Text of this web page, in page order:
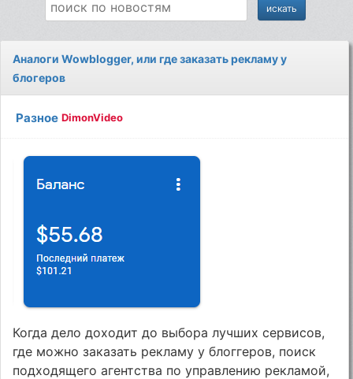
Аналоги Wowblogger, или где заказать рекламу у
блогеров
Разное DimonVideo
Когда дело доходит до выбора лучших сервисов,
где можно заказать рекламу у блоггеров, поиск
подходящего агентства по управлению рекламой,